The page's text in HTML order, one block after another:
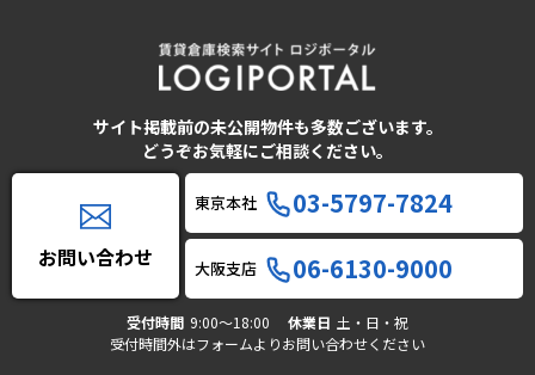
サイト掲載前の未公開物件も多数ございます。
どうぞお気軽にご相談ください。
お問い合わせ
東京本社 03-5797-7824
大阪支店 06-6130-9000
受付時間 9:00〜18:00 休業日 土・日・祝
受付時間外はフォームよりお問い合わせください